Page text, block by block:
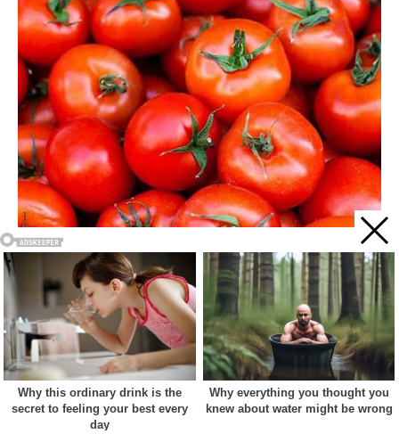
Acest site web folosește cookie-uri pentru a vă îmbunătăți
experiența. Vom presupune că sunteți de acord cu asta dacă
vă continuați navigarea.
Cookie settings ACCEPT